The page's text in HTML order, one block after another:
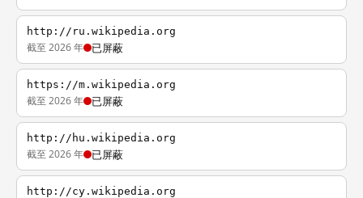
http://ru.wikipedia.org
截至 2026 年 已屏蔽
https://m.wikipedia.org
截至 2026 年 已屏蔽
http://hu.wikipedia.org
截至 2026 年 已屏蔽
http://cy.wikipedia.org